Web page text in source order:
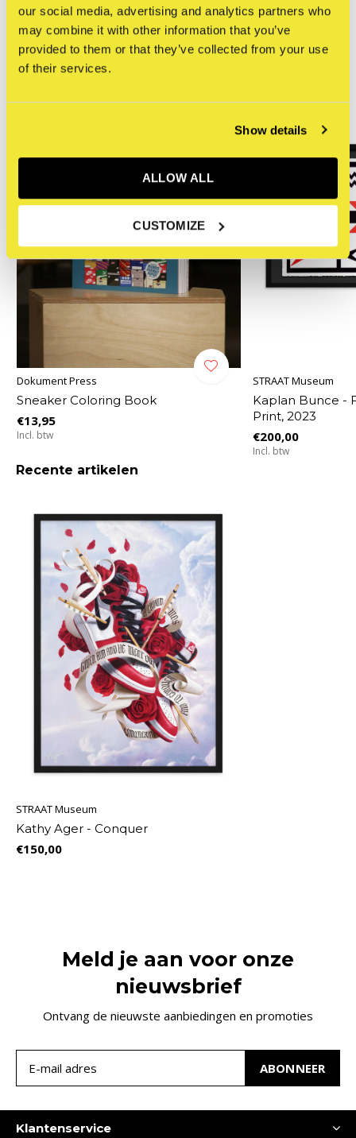
our social media, advertising and analytics partners who
may combine it with other information that you’ve
provided to them or that they’ve collected from your use
of their services.
Show details
ALLOW ALL
CUSTOMIZE
Related articles
Dokument Press
Sneaker Coloring Book
€13,95
Incl. btw
STRAAT Museum
Kaplan Bunce -
Print, 2023
€200,00
Incl. btw
Recente artikelen
STRAAT Museum
Kathy Ager - Conquer
€150,00
Meld je aan voor onze
nieuwsbrief
Ontvang de nieuwste aanbiedingen en promoties
ABONNEER
Klantenservice